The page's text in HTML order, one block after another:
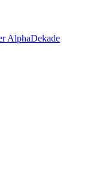
AlphaDekade